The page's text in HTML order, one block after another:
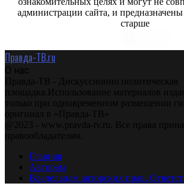
администрации сайта, и
старше
Правда-ТВ.ru
О нас
Правда-ТВ - Дискуссионно политическая
площадка.Использование материалов
только при одновременном размещении
оригинал в «Правда-ТВ»
@2023 - www.pravda-tv.ru. Все права
правообладателям.
Главная
Авторам
Владельцам авторских прав.